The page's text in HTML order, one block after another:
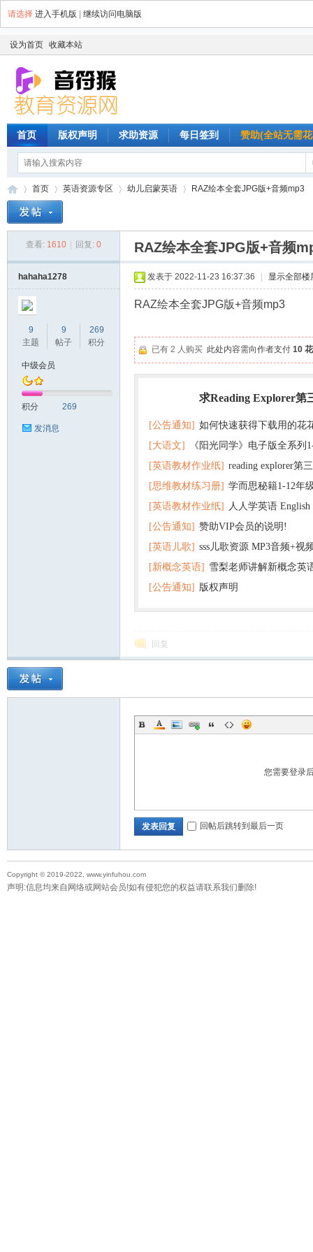
请选择 进入手机版 继续访问电脑版
设为首页 收藏本站
首页 版权声明 求助资源 每日签到 赞助(全站无需
教
首页
›
英语资源专区 幼儿启蒙英语
›
RAZ绘本全套JPG版+音频mp3
查看: 1610 回复: 0 RAZ绘本全套JPG版+音频
hahaha1278
9
主题
9
帖子
269
积分
中级会员
积分 269
发消息
发表于 2022-11-23 16:37:36 显示全部楼
RAZ绘本全套JPG版+音频mp3
已有 2 人购买 此处内容需向作者支付 10
求Reading Explorer第
[公告通知] 如何快速获得下载用的花
[大语文]
《阳光同学》电子版全系列
+英语
[英语教材作业纸] reading explorer第
+音频 百度云网盘下载
[思维教材练习册] 学而思秘籍1-12年
子版PDF全册 百度网盘
[英语教材作业纸] 人人学英语
版pdf 百度网盘下载
[公告通知] 赞助VIP会员的说明!
[英语儿歌] sss儿歌资源 MP3音频+视
百度云网盘下载
[新概念英语] 雪梨老师讲解新概念英
[公告通知] 版权声明
回复
您需要登录
发表回复 回帖后跳转到最后一页
Copyright © 2019-2022, www.yinfuhou.com
声明:信息均来自网络或网站会员!如有侵犯您的权益请联系我们删除!